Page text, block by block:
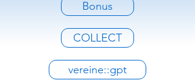
Bonus
COLLECT
vereine::gpt